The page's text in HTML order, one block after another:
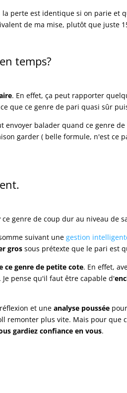
perte est identique si on parie et
de ma mise, plutôt que juste
temps?
. En effet, ça peut rapporter
que ce genre de pari quasi sûr
envoyer balader quand ce genre
garder ( belle formule, n'est ce
ce genre de coup dur au niveau de
suivant une gestion
gros sous prétexte que le pari est
ce genre de petite cote. En effet,
. Je pense qu'il faut être capable d'
et une analyse poussée
remonter plus vite. Mais pour que
gardiez confiance en vous.